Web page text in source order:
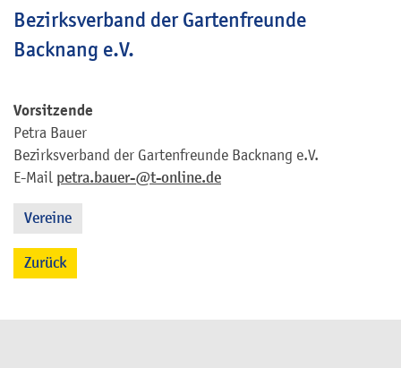
Bezirksverband der Gartenfreunde
Backnang e.V.
Vorsitzende
Petra Bauer
Bezirksverband der Gartenfreunde Backnang e.V.
E-Mail petra.bauer-@t-online.de
Vereine
Zurück